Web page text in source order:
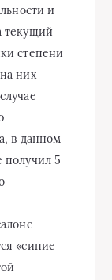
и
текущий
степени
них
в данном
получил 5
«синие